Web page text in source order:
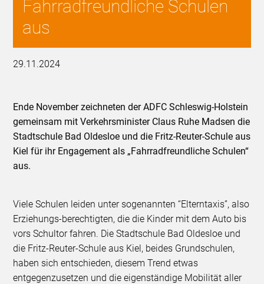
Fahrradfreundliche Schulen
aus
29.11.2024
Ende November zeichneten der ADFC Schleswig-Holstein
gemeinsam mit Verkehrsminister Claus Ruhe Madsen die
Stadtschule Bad Oldesloe und die Fritz-Reuter-Schule aus
Kiel für ihr Engagement als „Fahrradfreundliche Schulen“
aus.
Viele Schulen leiden unter sogenannten “Elterntaxis”, also
Erziehungs-berechtigten, die die Kinder mit dem Auto bis
vors Schultor fahren. Die Stadtschule Bad Oldesloe und
die Fritz-Reuter-Schule aus Kiel, beides Grundschulen,
haben sich entschieden, diesem Trend etwas
entgegenzusetzen und die eigenständige Mobilität aller